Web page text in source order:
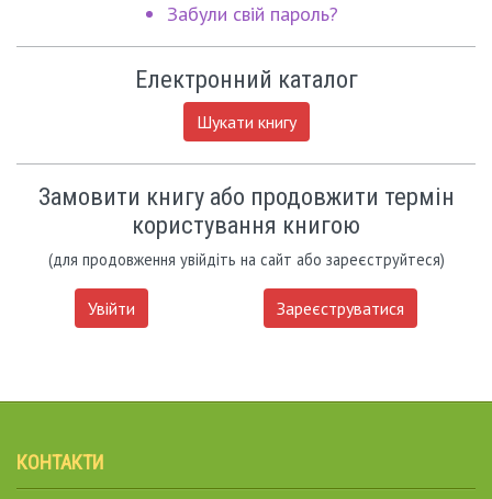
Забули свій пароль?
Електронний каталог
Шукати книгу
Замовити книгу або продовжити термін
користування книгою
(для продовження увійдіть на сайт або зареєструйтеся)
Увійти Зареєструватися
КОНТАКТИ